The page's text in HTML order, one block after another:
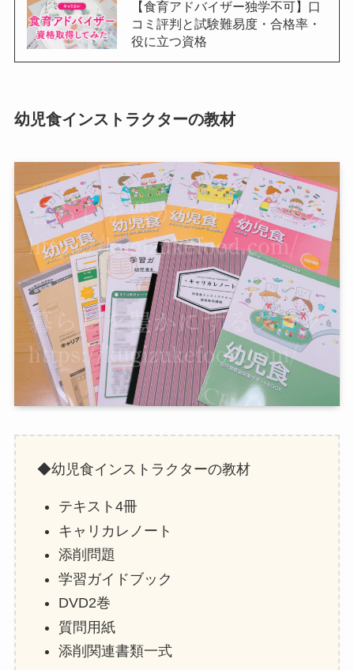
【食育アドバイザー独学不可】口
コミ評判と試験難易度・合格率・
役に立つ資格
幼児食インストラクターの教材
◆幼児食インストラクターの教材
テキスト4冊
キャリカレノート
添削問題
学習ガイドブック
DVD2巻
質問用紙
添削関連書類一式